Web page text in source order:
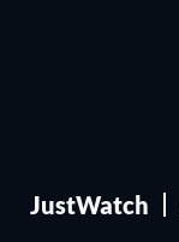
JustWatch